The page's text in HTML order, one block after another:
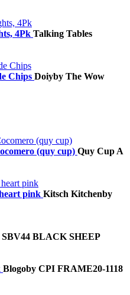
4Pk Talking Tables
Chips Doiyby The Wow
(quy cup) Quy Cup A
pink Kitsch Kitchenby
SBV44 BLACK SHEEP
Blogoby CPI FRAME20-1118